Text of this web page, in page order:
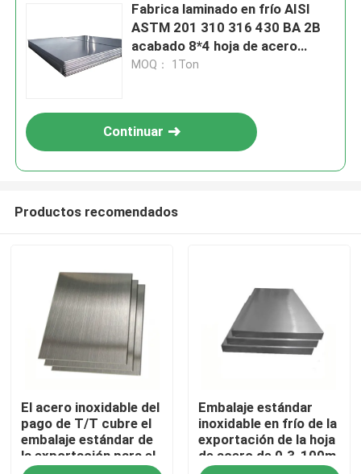
Inicio
Fabrica laminado en frío AISI
ASTM 201 310 316 430 BA 2B
acabado 8*4 hoja de acero
inoxidable placa SS 304 hoja de
MOQ： 1Ton
Continuar
Productos recomendados
El acero inoxidable del
pago de T/T cubre el
embalaje estándar de
la exportación para el
Embalaje estándar
inoxidable en frío de la
exportación de la hoja
de acero de 0.3-100m